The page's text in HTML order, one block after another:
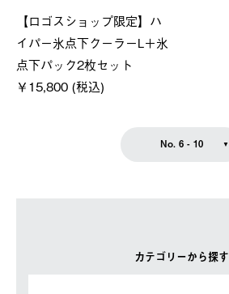
カテゴリーから探す
【ロゴスショップ限定】ハ
イパー氷点下クーラーL＋氷
点下パック2枚セット
￥15,800 (税込)
No. 6 - 10